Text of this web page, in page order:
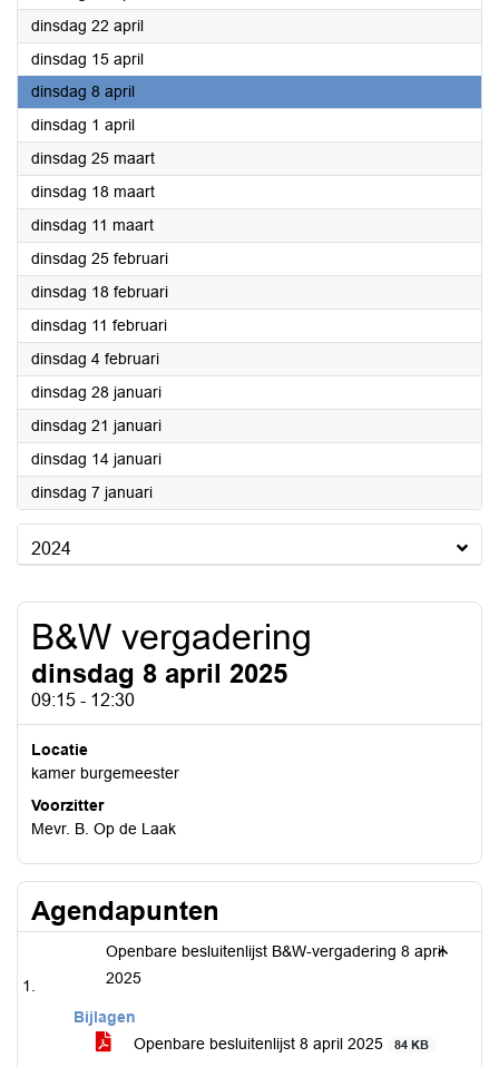
dinsdag 22 april2025
dinsdag 15 april2025
dinsdag 8 april2025
dinsdag 1 april2025
dinsdag 25 maart2025
dinsdag 18 maart2025
dinsdag 11 maart2025
dinsdag 25 februari2025
dinsdag 18 februari2025
dinsdag 11 februari2025
dinsdag 4 februari2025
dinsdag 28 januari2025
dinsdag 21 januari2025
dinsdag 14 januari2025
dinsdag 7 januari2025
2024
B&W vergadering
dinsdag 8 april 2025
09:15 - 12:30
Locatie
kamer burgemeester
Voorzitter
Mevr. B. Op de Laak
Agendapunten
Openbare besluitenlijst B&W-vergadering 8 april
2025
Bijlagen
Openbare besluitenlijst 8 april 2025
84 KB